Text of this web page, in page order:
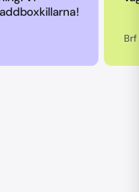
Brf